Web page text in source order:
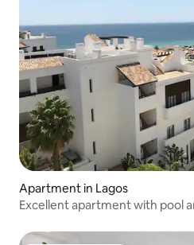
Apartment in Lagos
Excellent apartment with